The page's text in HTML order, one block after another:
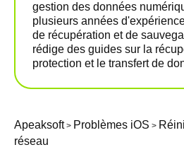
gestion des données
plusieurs années
de récupération et de
rédige des guides sur la
protection et le transfert de
Apeaksoft> Problèmes iOS >
réseau